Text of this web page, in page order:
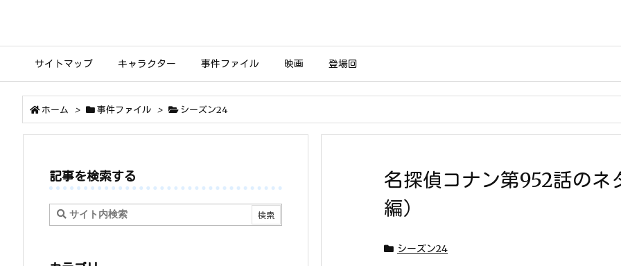
サイトマップ キャラクター 事件ファイル 映画 登場回
ホーム > 事件ファイル > シーズン24
名探偵コナン第952話のネ
編）
シーズン24
記事を検索する